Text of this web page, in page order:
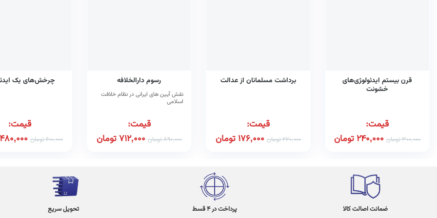
قرن بیستم ایدئولو‍ژی‌های
خشونت
قیمت:
300,000تومان 240,000تومان
برداشت مسلمانان از عدالت
قیمت:
220,000تومان 176,000تومان
رسوم دارالخلافه
نقش آیین های ایرانی در نظام خلافت
اسلامی
قیمت:
890,000تومان 712,000تومان
چرخش‌های یک
قیمت:
600,000تومان 480,000
ضمانت اصالت کالا پرداخت در 4 قسط تحویل سریع